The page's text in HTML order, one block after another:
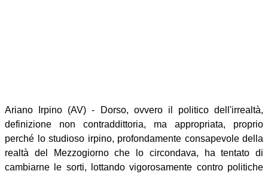
Ariano Irpino (AV) - Dorso, ovvero il politico dell'irrealtà,
definizione non contraddittoria, ma appropriata, proprio
perché lo studioso irpino, profondamente consapevole della
realtà del Mezzogiorno che lo circondava, ha tentato di
cambiarne le sorti, lottando vigorosamente contro politiche